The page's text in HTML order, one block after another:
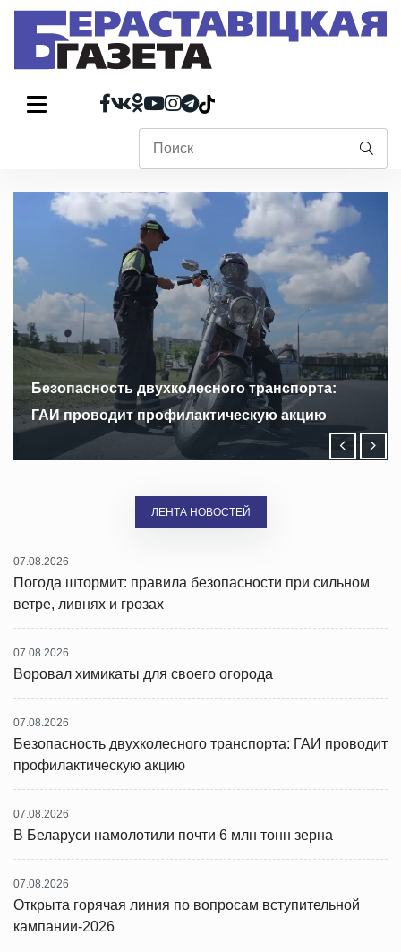
Безопасность двухколесного транспорта:
ГАИ проводит профилактическую акцию
ЛЕНТА НОВОСТЕЙ
07.08.2026
Погода штормит: правила безопасности при сильном
ветре, ливнях и грозах
07.08.2026
Воровал химикаты для своего огорода
07.08.2026
Безопасность двухколесного транспорта: ГАИ проводит
профилактическую акцию
07.08.2026
В Беларуси намолотили почти 6 млн тонн зерна
07.08.2026
Открыта горячая линия по вопросам вступительной
кампании-2026